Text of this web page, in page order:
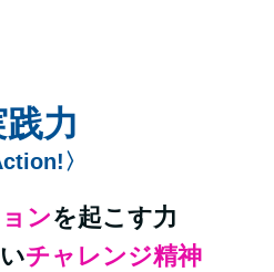
力
〉
ンを起こす力
チャレンジ精神